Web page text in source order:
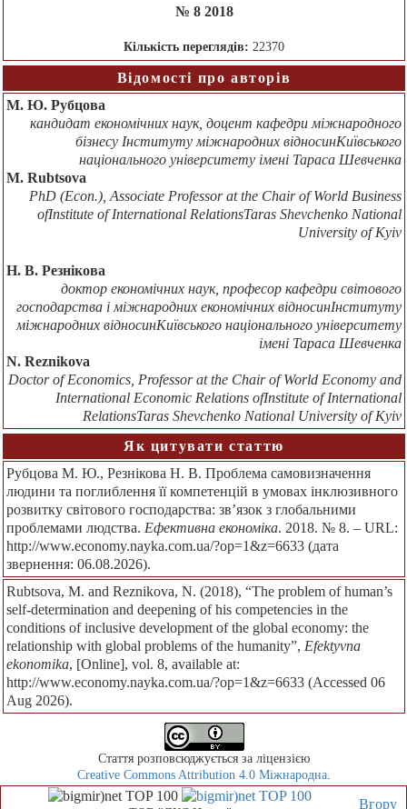
№ 8 2018
Кількість переглядів: 22370
Відомості про авторів
М. Ю. Рубцова
кандидат економічних наук, доцент кафедри міжнародного
бізнесу Інституту міжнародних відносинКиївського
національного університету імені Тараса Шевченка
M. Rubtsova
PhD (Econ.), Associate Professor at the Chair of World Business
ofInstitute of International RelationsTaras Shevchenko National
University of Kyiv
Н. В. Резнікова
доктор економічних наук, професор кафедри світового
господарства і міжнародних економічних відносинІнституту
міжнародних відносинКиївського національного університету
імені Тараса Шевченка
N. Reznikova
Doctor of Economics, Professor at the Chair of World Economy and
International Economic Relations ofInstitute of International
RelationsTaras Shevchenko National University of Kyiv
Як цитувати статтю
Рубцова М. Ю., Резнікова Н. В. Проблема самовизначення
людини та поглиблення її компетенцій в умовах інклюзивного
розвитку світового господарства: зв’язок з глобальними
проблемами людства. Ефективна економіка. 2018. № 8. – URL:
http://www.economy.nayka.com.ua/?op=1&z=6633 (дата
звернення: 06.08.2026).
Rubtsova, M. and Reznikova, N. (2018), “The problem of human’s
self-determination and deepening of his competencies in the
conditions of inclusive development of the global economy: the
relationship with global problems of the humanity”, Efektyvna
ekonomika, [Online], vol. 8, available at:
http://www.economy.nayka.com.ua/?op=1&z=6633 (Accessed 06
Aug 2026).
Стаття розповсюджується за ліцензією
Creative Commons Attribution 4.0 Міжнародна.
Вгору